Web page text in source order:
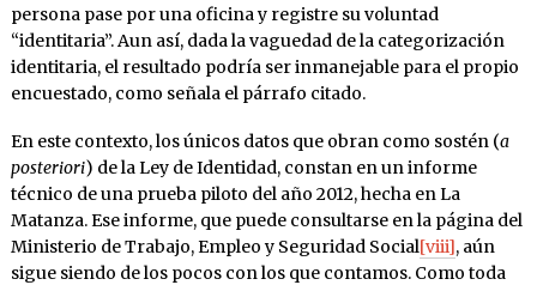
persona pase por una oficina y registre su voluntad
“identitaria”. Aun así, dada la vaguedad de la categorización
identitaria, el resultado podría ser inmanejable para el propio
encuestado, como señala el párrafo citado.
En este contexto, los únicos datos que obran como sostén (a
posteriori) de la Ley de Identidad, constan en un informe
técnico de una prueba piloto del año 2012, hecha en La
Matanza. Ese informe, que puede consultarse en la página del
Ministerio de Trabajo, Empleo y Seguridad Social[viii], aún
sigue siendo de los pocos con los que contamos. Como toda